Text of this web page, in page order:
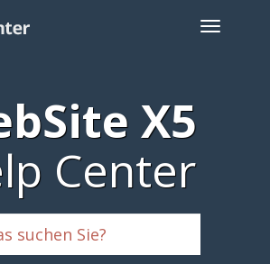
X5
Center